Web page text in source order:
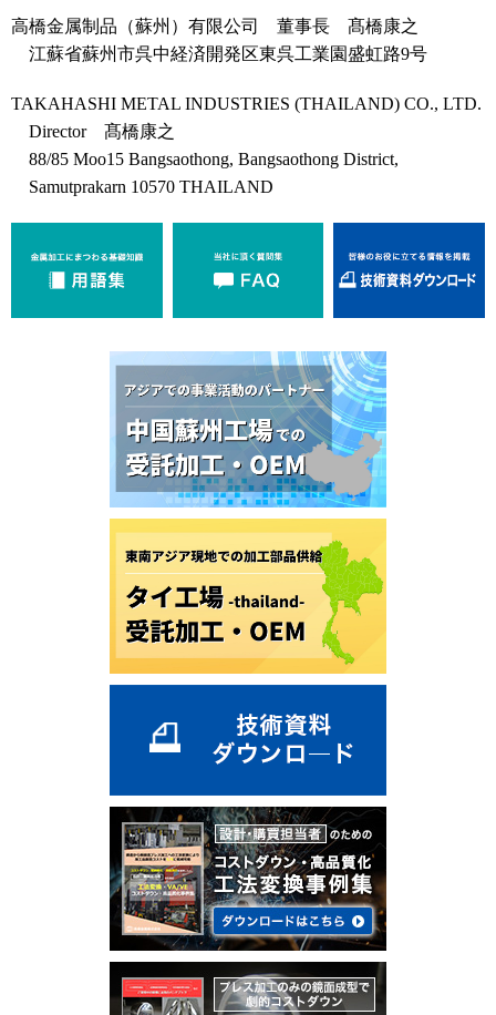
高橋金属制品（蘇州）有限公司 董事長 髙橋康之
江蘇省蘇州市呉中経済開発区東呉工業園盛虹路9号
TAKAHASHI METAL INDUSTRIES (THAILAND) CO., LTD.
Director 髙橋康之
88/85 Moo15 Bangsaothong, Bangsaothong District,
Samutprakarn 10570 THAILAND